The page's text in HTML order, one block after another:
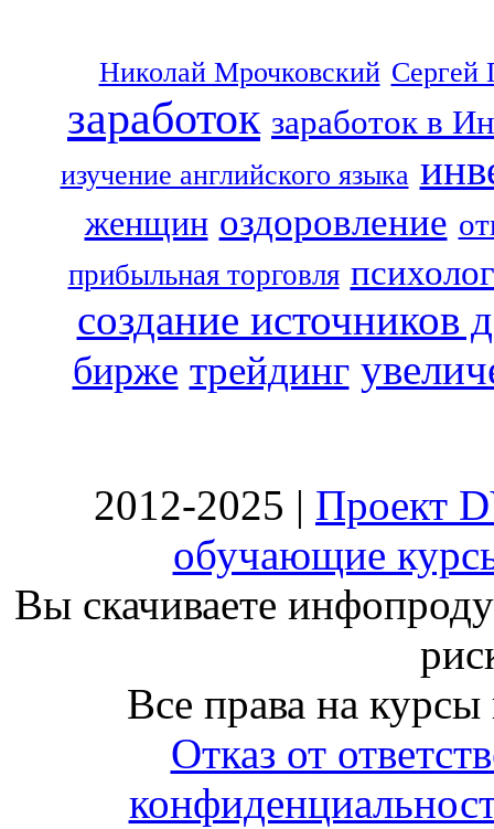
Николай Мрочковский Сергей
заработок заработок в
изучение английского языка
женщин оздоровление
прибыльная торговля
создание источников
бирже трейдинг
2012-2025 | Проект
обучающие
Вы скачиваете
Все права на
Отказ от